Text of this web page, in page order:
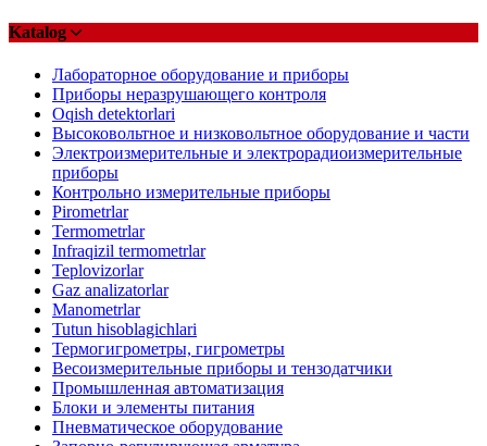
Katalog
Лабораторное оборудование и приборы
Приборы неразрушающего контроля
Oqish detektorlari
Высоковольтное и низковольтное оборудование и части
Электроизмерительные и электрорадиоизмерительные
приборы
Контрольно измерительные приборы
Pirometrlar
Termometrlar
Infraqizil termometrlar
Teplovizorlar
Gaz analizatorlar
Manometrlar
Tutun hisoblagichlari
Термогигрометры, гигрометры
Весоизмерительные приборы и тензодатчики
Промышленная автоматизация
Блоки и элементы питания
Пневматическое оборудование